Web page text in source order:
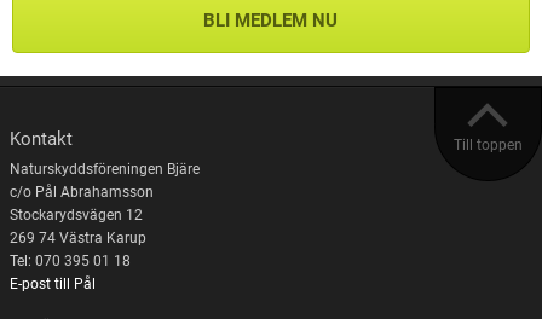
BLI MEDLEM NU
Till toppen
Kontakt
Naturskyddsföreningen Bjäre
c/o Pål Abrahamsson
Stockarydsvägen 12
269 74 Västra Karup
Tel: 070 395 01 18
E-post till Pål